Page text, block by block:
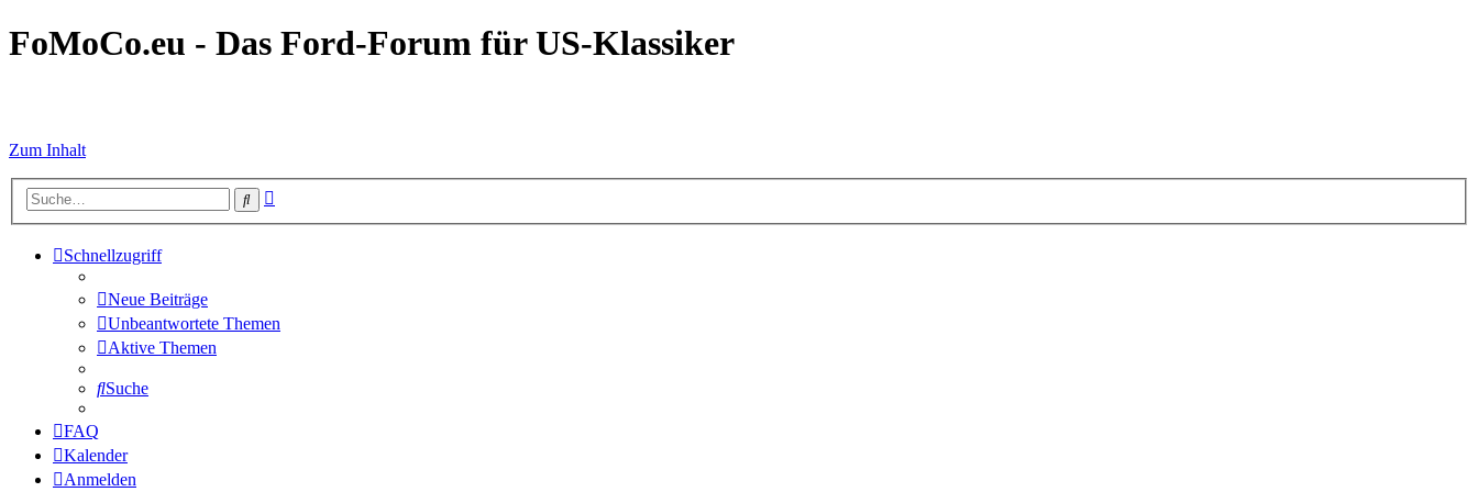
FoMoCo.eu - Das Ford-Forum für US-Klassiker
Zum Inhalt
Suche
Schnellzugriff
Neue Beiträge
Unbeantwortete Themen
Aktive Themen
Suche
FAQ
Kalender
Anmelden